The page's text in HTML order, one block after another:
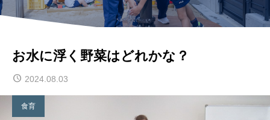
お水に浮く野菜はどれかな？
2024.08.03
食育